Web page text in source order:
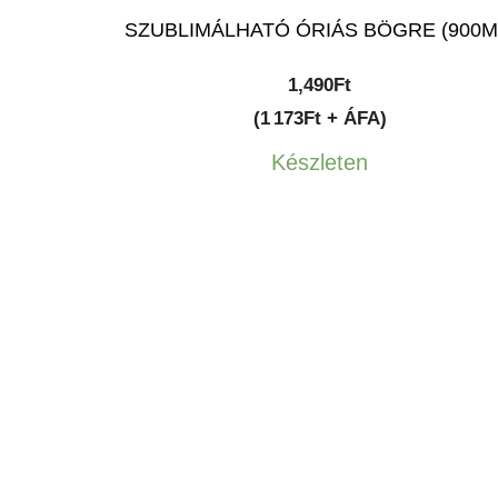
SZUBLIMÁLHATÓ ÓRIÁS BÖGRE
1,490Ft
(1 173Ft + ÁFA)
Készleten